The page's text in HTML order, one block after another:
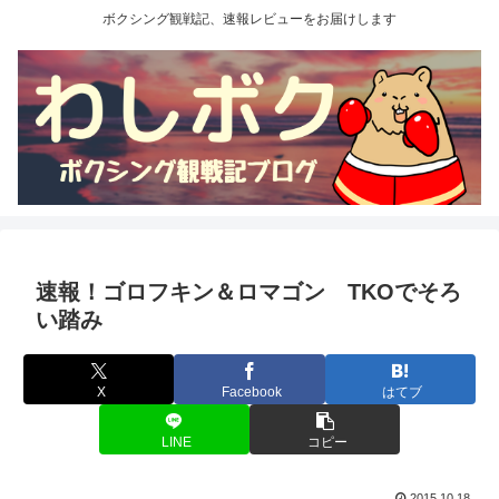
ボクシング観戦記、速報レビューをお届けします
速報！ゴロフキン＆ロマゴン TKOでそろ
い踏み
X Facebook はてブ
LINE コピー